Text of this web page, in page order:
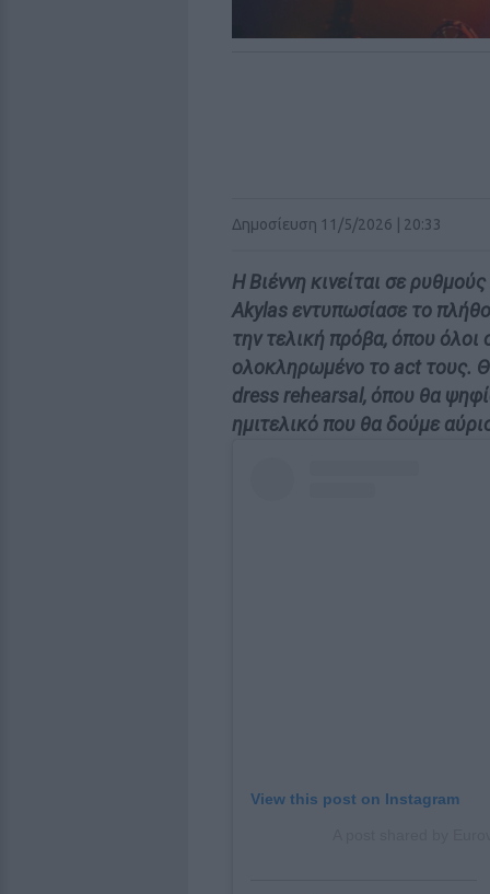
Δημοσίευση 11/5/2026 | 20:33
Η Βιέννη κινείται σε
Akylas εντυπωσίασε το
την τελική πρόβα, όπου όλοι
ολοκληρωμένο το act τους.
dress rehearsal, όπου θα
ημιτελικό που θα δούμε
View this post on Instagram